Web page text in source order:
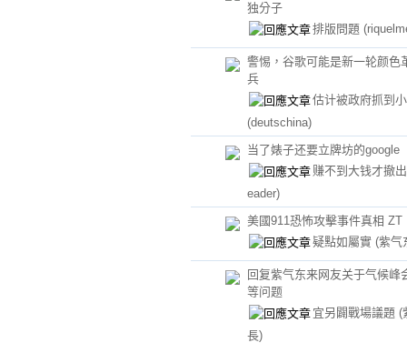
独分子
排版問題
警惕，谷歌可能是新一轮颜色
兵
估计被政府抓到
(deutschina)
当了婊子还要立牌坊的google
赚不到大钱才撤
eader)
美國911恐怖攻擊事件真相 ZT
疑點如屬實 (紫气
回复紫气东来网友关于气候峰
等问题
宜另闢戰場議題 (
長)